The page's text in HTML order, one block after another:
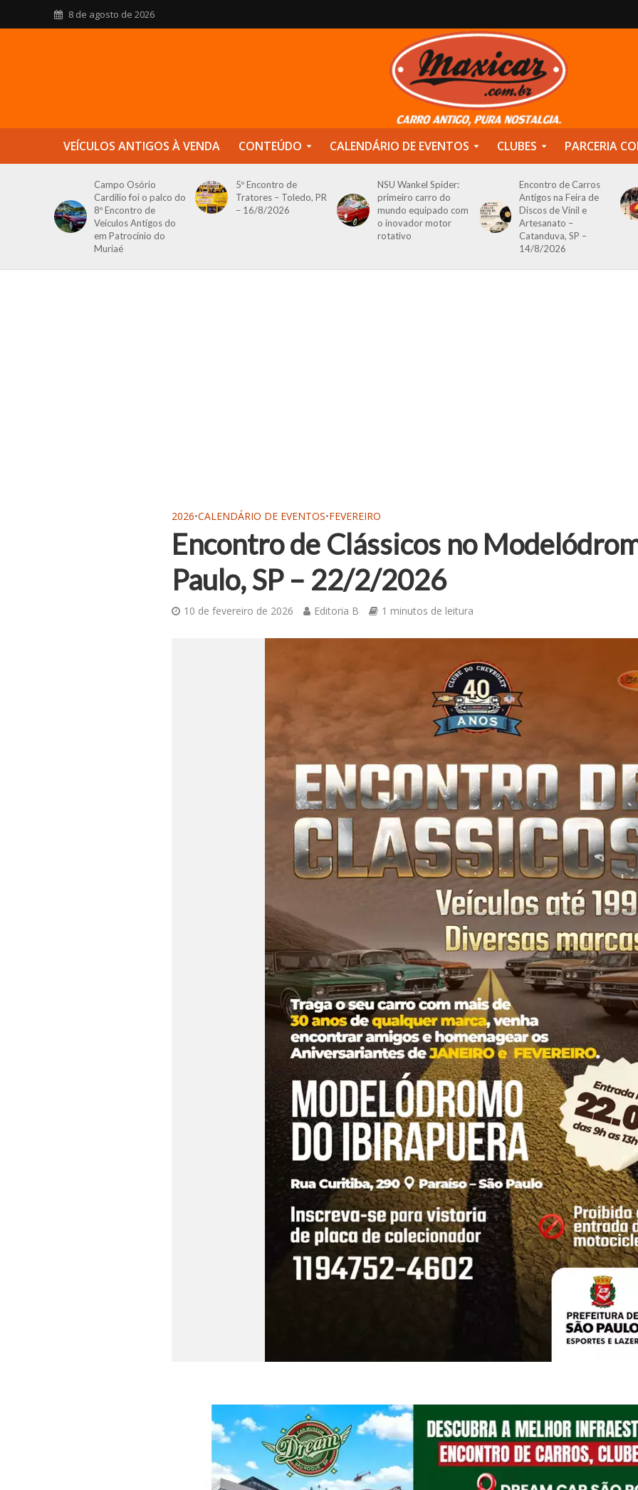
8 de agosto de 2026
VEÍCULOS ANTIGOS À VENDA CONTEÚDO CALENDÁRIO DE EVENTOS CLUBES PARCERIA
Campo Osório
Cardilio foi o palco do
8º Encontro de
Veículos Antigos do
em Patrocínio do
Muriaé
5º Encontro de
Tratores – Toledo, PR
– 16/8/2026
NSU Wankel Spider:
primeiro carro do
mundo equipado com
o inovador motor
rotativo
Encontro de Carros
Antigos na Feira de
Discos de Vinil e
Artesanato –
Catanduva, SP –
14/8/2026
2026•CALENDÁRIO DE EVENTOS•FEVEREIRO
Encontro de Clássicos no
Paulo, SP – 22/2/2026
10 de fevereiro de 2026 Editoria B 1 minutos de leitura